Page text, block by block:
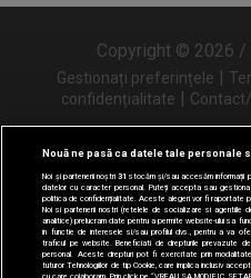
Copyright © 2026 /
Gestionați preferințele |
confidențialitate |
Nouă ne pasă ca datele tale personale
Noi și partenerii noștri31 stocăm și/sau accesăm informații
datelor cu caracter personal. Puteți accepta sau
politica de confidențialitate. Aceste alegeri vor fi raportate
Noi si partenerii nostri (retelele de socializare si agentiile
analitice) prelucram date pentru a permite website-ului sa
in functie de interesele si/sau profilul dvs., pentru a va
traficul pe website. Beneficiati de drepturile prevazute
personal. Aceste drepturi pot fi exercitate prin
tuturor Tehnologiilor de tip Cookie, care implica inclusiv